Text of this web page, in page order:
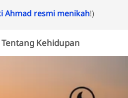
Ahmad resmi menikah!)
Kehidupan